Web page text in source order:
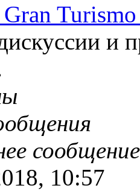
и
сообщение
10:57